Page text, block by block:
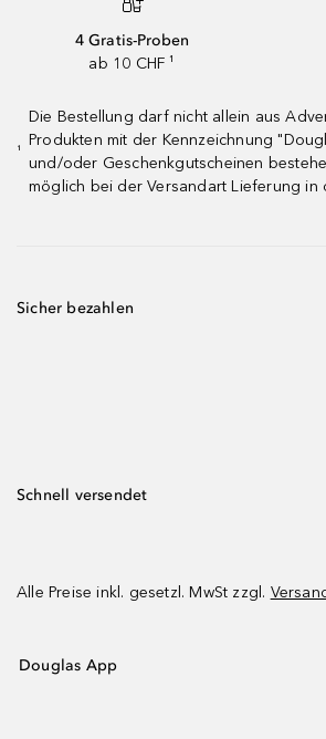
4 Gratis-Proben
ab 10 CHF ¹
¹
Die Bestellung darf nicht allein aus
Produkten mit der Kennzeichnung
und/oder Geschenkgutscheinen
möglich bei der Versandart Lieferung in
Sicher bezahlen
Schnell versendet
Alle Preise inkl. gesetzl. MwSt zzgl.
Douglas App